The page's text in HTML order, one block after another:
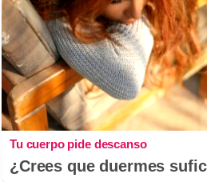
Tu cuerpo pide descanso
¿Crees que duermes